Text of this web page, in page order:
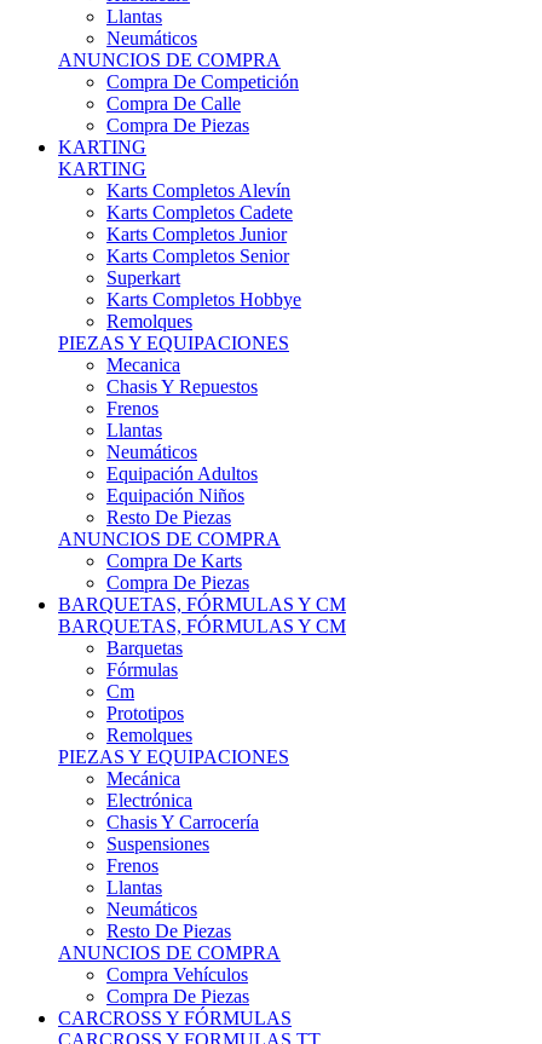
Neumáticos
ANUNCIOS DE COMPRA
Compra De Competición
Compra De Calle
Compra De Piezas
KARTING
KARTING
Karts Completos Alevín
Karts Completos Cadete
Karts Completos Junior
Karts Completos Senior
Superkart
Karts Completos Hobbye
Remolques
PIEZAS Y EQUIPACIONES
Mecanica
Chasis Y Repuestos
Frenos
Llantas
Neumáticos
Equipación Adultos
Equipación Niños
Resto De Piezas
ANUNCIOS DE COMPRA
Compra De Karts
Compra De Piezas
BARQUETAS, FÓRMULAS Y CM
BARQUETAS, FÓRMULAS Y CM
Barquetas
Fórmulas
Cm
Prototipos
Remolques
PIEZAS Y EQUIPACIONES
Mecánica
Electrónica
Chasis Y Carrocería
Suspensiones
Frenos
Llantas
Neumáticos
Resto De Piezas
ANUNCIOS DE COMPRA
Compra Vehículos
Compra De Piezas
CARCROSS Y FÓRMULAS
CARCROSS Y FORMULAS TT
Carcross